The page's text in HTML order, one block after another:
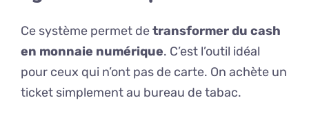
Ce système permet detransformer du cash
en monnaie numérique. C’est l’outil idéal
pour ceux qui n’ont pas de carte. On achète un
ticket simplement au bureau de tabac.